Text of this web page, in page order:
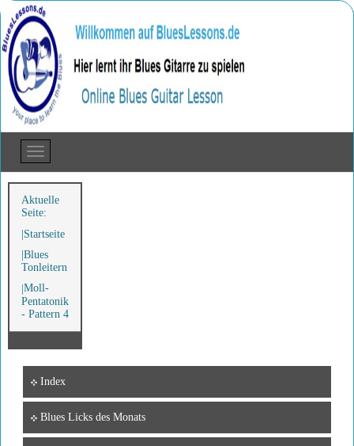
Aktuelle
Seite:
Startseite
Blues
Tonleitern
Moll-
Pentatonik
- Pattern 4
Index
Blues Licks des Monats